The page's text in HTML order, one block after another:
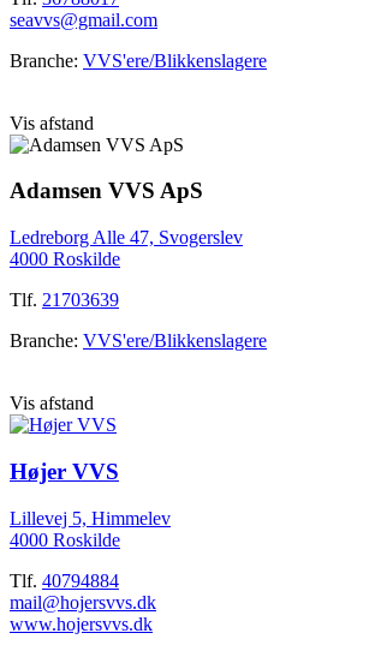
seavvs@gmail.com
Branche: VVS'ere/Blikkenslagere
Vis afstand
Adamsen VVS ApS
Ledreborg Alle 47, Svogerslev
4000 Roskilde
Tlf. 21703639
Branche: VVS'ere/Blikkenslagere
Vis afstand
Højer VVS
Lillevej 5, Himmelev
4000 Roskilde
Tlf. 40794884
mail@hojersvvs.dk
www.hojersvvs.dk